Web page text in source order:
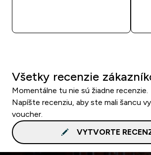
Všetky recenzie
Momentálne tu nie sú žiadne recenzie.
Napíšte recenziu, aby ste mali šancu
voucher.
VYTVORTE